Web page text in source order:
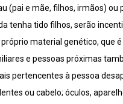
(pai e mãe, filhos, irmãos) ou
tenha tido filhos, serão
material genético, que
e pessoas próximas
pertencentes à pessoa
ou cabelo; óculos,